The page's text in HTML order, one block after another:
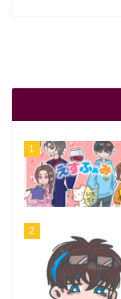
1
2